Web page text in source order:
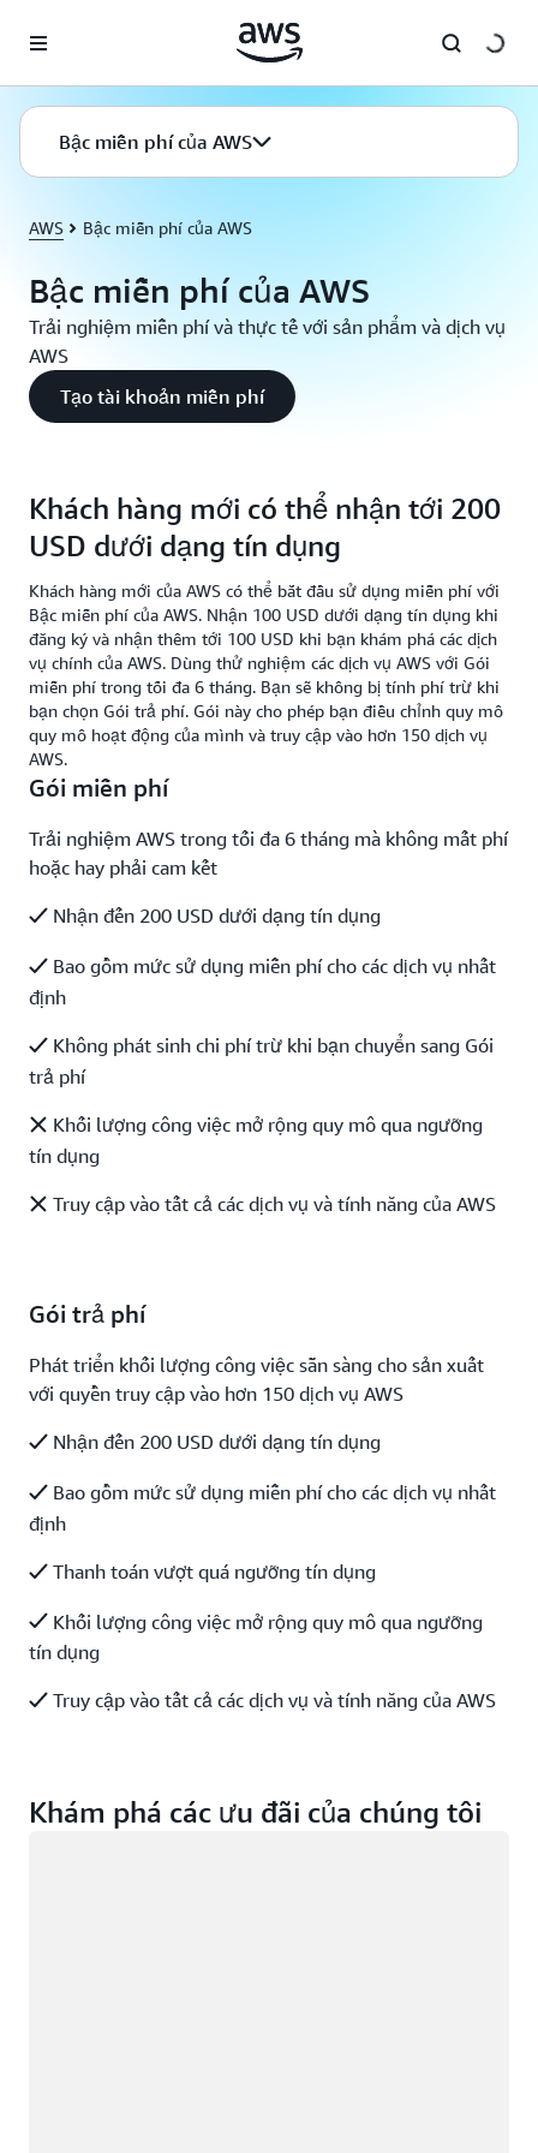
Bậc miễn phí của AWS
AWS Bậc miễn phí của AWS
Bậc miễn phí của AWS
Trải nghiệm miễn phí và thực tế với sản phẩm và dịch vụ
AWS
Tạo tài khoản miễn phí
Khách hàng mới có thể nhận tới 200
USD dưới dạng tín dụng
Khách hàng mới của AWS có thể bắt đầu sử dụng miễn phí với
Bậc miễn phí của AWS. Nhận 100 USD dưới dạng tín dụng khi
đăng ký và nhận thêm tới 100 USD khi bạn khám phá các dịch
vụ chính của AWS. Dùng thử nghiệm các dịch vụ AWS với Gói
miễn phí trong tối đa 6 tháng. Bạn sẽ không bị tính phí trừ khi
bạn chọn Gói trả phí. Gói này cho phép bạn điều chỉnh quy mô
quy mô hoạt động của mình và truy cập vào hơn 150 dịch vụ
AWS.
Gói miễn phí
Trải nghiệm AWS trong tối đa 6 tháng mà không mất phí
hoặc hay phải cam kết
Nhận đến 200 USD dưới dạng tín dụng
Bao gồm mức sử dụng miễn phí cho các dịch vụ nhất
định
Không phát sinh chi phí trừ khi bạn chuyển sang Gói
trả phí
Khối lượng công việc mở rộng quy mô qua ngưỡng
tín dụng
Truy cập vào tất cả các dịch vụ và tính năng của AWS
Gói trả phí
Phát triển khối lượng công việc sẵn sàng cho sản xuất
với quyền truy cập vào hơn 150 dịch vụ AWS
Nhận đến 200 USD dưới dạng tín dụng
Bao gồm mức sử dụng miễn phí cho các dịch vụ nhất
định
Thanh toán vượt quá ngưỡng tín dụng
Khối lượng công việc mở rộng quy mô qua ngưỡng
tín dụng
Truy cập vào tất cả các dịch vụ và tính năng của AWS
Khám phá các ưu đãi của chúng tôi